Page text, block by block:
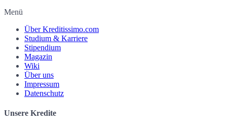
Menü
Über Kreditissimo.com
Studium & Karriere
Stipendium
Magazin
Wiki
Über uns
Impressum
Datenschutz
Unsere Kredite